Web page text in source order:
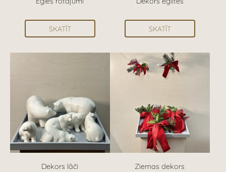
SKATĪT SKATĪT
Dekors lāči Ziemas dekors